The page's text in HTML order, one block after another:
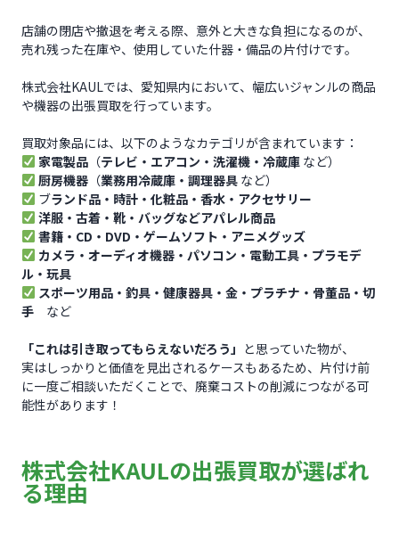
店舗の閉店や撤退を考える際、意外と大きな負担になるのが、
売れ残った在庫や、使用していた什器・備品の片付けです。
株式会社KAULでは、愛知県内において、幅広いジャンルの商品
や機器の出張買取を行っています。
買取対象品には、以下のようなカテゴリが含まれています：
家電製品（テレビ・エアコン・洗濯機・冷蔵庫など）
厨房機器（業務用冷蔵庫・調理器具など）
ブランド品・時計・化粧品・香水・アクセサリー
洋服・古着・靴・バッグなどアパレル商品
書籍・CD・DVD・ゲームソフト・アニメグッズ
カメラ・オーディオ機器・パソコン・電動工具・プラモデ
ル・玩具
スポーツ用品・釣具・健康器具・金・プラチナ・骨董品・切
手 など
「これは引き取ってもらえないだろう」 と思っていた物が、
実はしっかりと価値を見出されるケースもあるため、片付け前
に一度ご相談いただくことで、廃棄コストの削減につながる可
能性があります！
株式会社KAULの出張買取が選ばれ
る理由